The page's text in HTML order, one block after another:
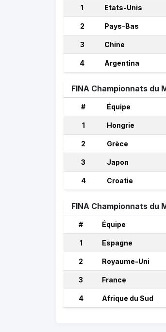
1 Etats-Unis
2 Pays-Bas
3 Chine
4 Argentina
FINA Championnats du
# Équipe
1 Hongrie
2 Grèce
3 Japon
4 Croatie
FINA Championnats du
# Équipe
1 Espagne
2 Royaume-Uni
3 France
4 Afrique du Sud